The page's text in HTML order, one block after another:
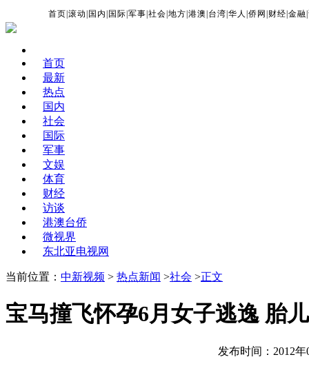
首页 |滚动 国内 国际 |军事 |社会 |地方 |港澳 台湾 |华人 |侨网 财经 |金融 |
首页
最新
热点
国内
社会
国际
军事
文娱
体育
财经
访谈
港澳台侨
微视界
东北亚电视网
当前位置： 中新视频 > 热点新闻 >社会 >正文
宝马撞飞怀孕6月女子逃逸 胎
发布时间：2012年